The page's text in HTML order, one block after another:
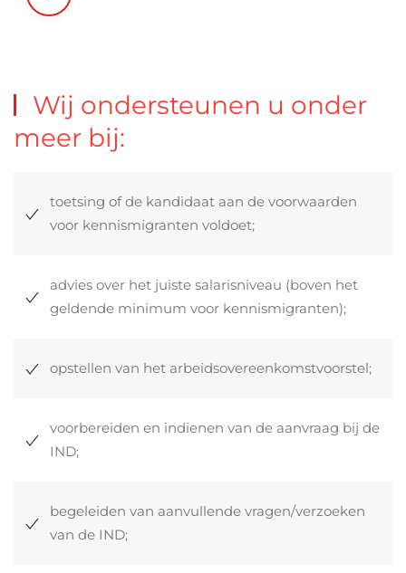
Wij ondersteunen u onder
meer bij:
toetsing of de kandidaat aan de voorwaarden
voor kennismigranten voldoet;
advies over het juiste salarisniveau (boven het
geldende minimum voor kennismigranten);
opstellen van het arbeidsovereenkomstvoorstel;
voorbereiden en indienen van de aanvraag bij de
IND;
begeleiden van aanvullende vragen/verzoeken
van de IND;